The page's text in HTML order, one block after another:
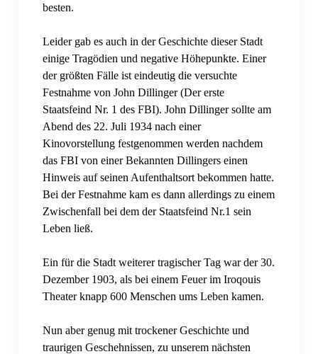
London Game 2017
London Game 2022
London Game 2024
London Game 2025
Sommerfest
Sommerfest 2026
SKOL-Trip 2023
Charity-Event 2022
Charity-Event 2023
Charity-Event 2024
besten.
Leider gab es auch in der Geschichte dieser Stadt
einige Tragödien und negative Höhepunkte. Einer
der größten Fälle ist eindeutig die versuchte
Festnahme von John Dillinger (Der erste
Staatsfeind Nr. 1 des FBI). John Dillinger sollte am
Abend des 22. Juli 1934 nach einer
Kinovorstellung festgenommen werden nachdem
das FBI von einer Bekannten Dillingers einen
Hinweis auf seinen Aufenthaltsort bekommen hatte.
Bei der Festnahme kam es dann allerdings zu einem
Zwischenfall bei dem der Staatsfeind Nr.1 sein
Leben ließ.
Ein für die Stadt weiterer tragischer Tag war der 30.
Dezember 1903, als bei einem Feuer im Iroqouis
Theater knapp 600 Menschen ums Leben kamen.
Nun aber genug mit trockener Geschichte und
traurigen Geschehnissen, zu unserem nächsten